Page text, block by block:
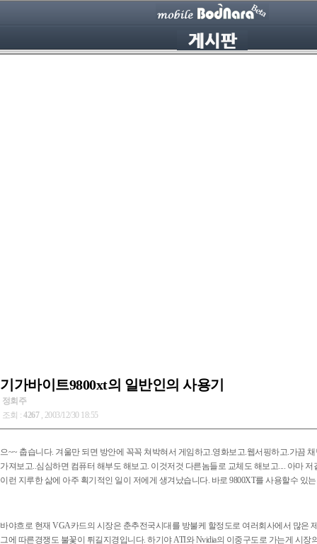
기가바이트9800xt의 일반인의 사용기
정회주
조회 : 4267 , 2003/12/30 18:55
으~~ 춥습니다. 겨울만 되면 방안에 꼭꼭 쳐박혀서 게임하고.영화보고.웹서핑하고.가끔
가져보고..심심하면 컴퓨터 해부도 해보고. 이것저것 다른놈들로 교체도 해보고.... 아마 저
이런 지루한 삶에 아주 획기적인 일이 저에게 생겨났습니다. 바로 9800XT를 사용할수 있
바야흐로 현재 VGA카드의 시장은 춘추전국시대를 방불케 할정도로 여러회사에서 많은
그에 따른경쟁도 불꽃이 튀길지경입니다. 하기야 ATI와 Nvidia의 이중구도로 가는게 시장